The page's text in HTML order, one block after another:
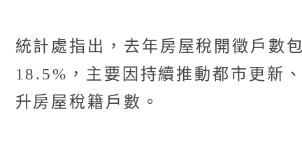
統計處指出，去年房屋稅開徵戶數
18.5%，主要因持續推動都市更新
升房屋稅籍戶數。